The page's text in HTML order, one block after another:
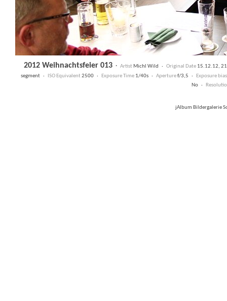
2012 Weihnachtsfeier 013· ArtistMichl Wild · Original Date15.12.12,
segment · ISO Equivalent2500 · Exposure Time 1/40s · Aperturef/3,5 · Exposure bias
No ·
jAlbum Bildergalerie